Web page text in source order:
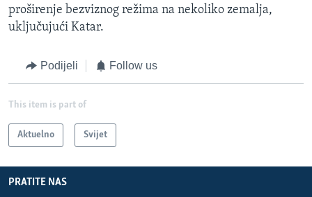
proširenje bezviznog režima na nekoliko zemalja,
uključujući Katar.
Podijeli Follow us
This item is part of
Aktuelno Svijet
PRATITE NAS